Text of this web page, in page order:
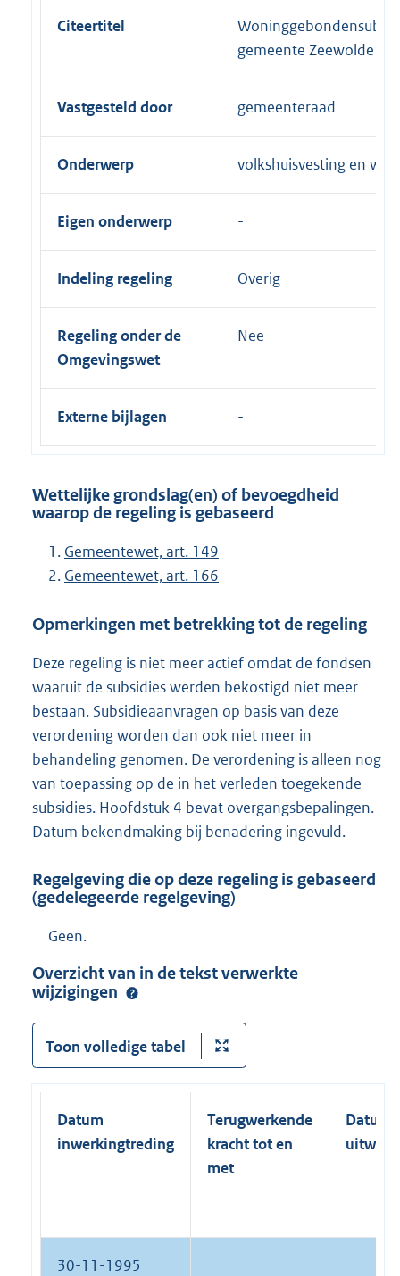
Citeertitel
gemeente Zeewolde
Vastgesteld door gemeenteraad
Onderwerp volkshuisvesting en
Eigen onderwerp
Indeling regeling Overig
Regeling onder de
Omgevingswet
Nee
Externe bijlagen
Wettelijke grondslag(en) of bevoegdheid
waarop de regeling is gebaseerd
Gemeentewet, art. 149
Gemeentewet, art. 166
Opmerkingen met betrekking tot de regeling
Deze regeling is niet meer actief omdat de fondsen
waaruit de subsidies werden bekostigd niet meer
bestaan. Subsidieaanvragen op basis van deze
verordening worden dan ook niet meer in
behandeling genomen. De verordening is alleen nog
van toepassing op de in het verleden toegekende
subsidies. Hoofdstuk 4 bevat overgangsbepalingen.
Datum bekendmaking bij benadering ingevuld.
Regelgeving die op deze regeling is gebaseerd
(gedelegeerde regelgeving)
Geen.
Overzicht van in de tekst verwerkte
wijzigingen
Toon volledige tabel
Datum
inwerkingtreding
Terugwerkende
kracht tot en
met
Datum
30-11-1995